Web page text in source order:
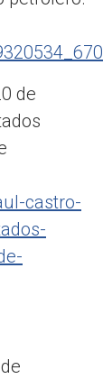
de
castro-